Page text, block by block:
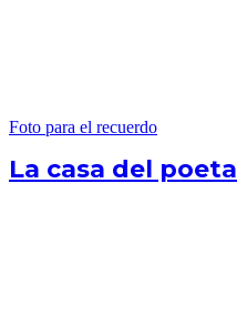
Foto para el recuerdo
La casa del